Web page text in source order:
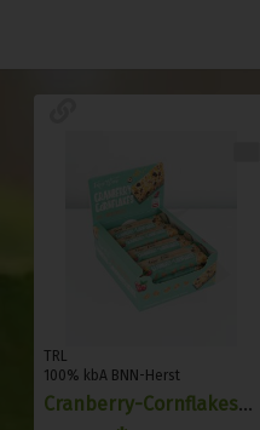
TRL
100% kbA BNN-Herst
Cranberry-Cornflakes-Riegel